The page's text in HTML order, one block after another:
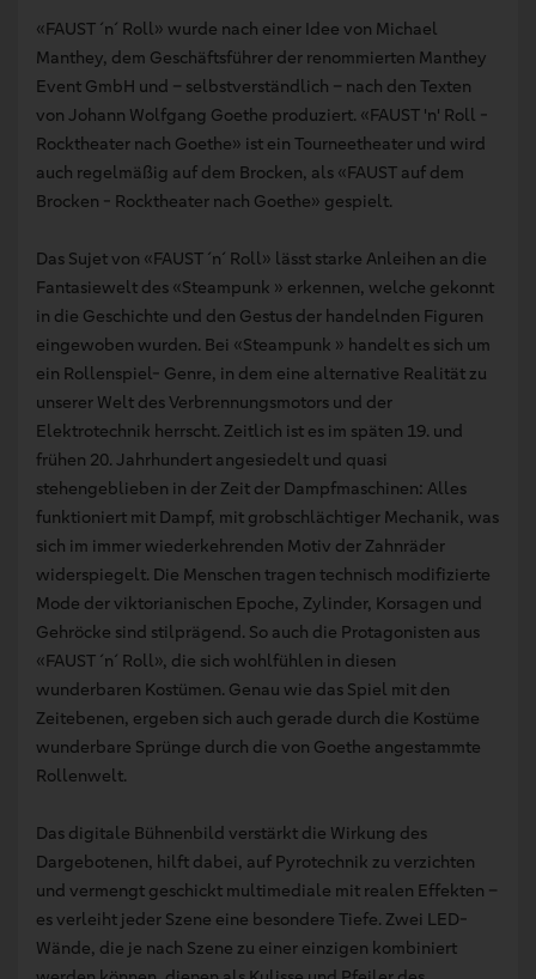
«FAUST ´n´ Roll» wurde nach einer Idee von Michael
Manthey, dem Geschäftsführer der renommierten Manthey
Event GmbH und – selbstverständlich – nach den Texten
von Johann Wolfgang Goethe produziert. «FAUST 'n' Roll -
Rocktheater nach Goethe» ist ein Tourneetheater und wird
auch regelmäßig auf dem Brocken, als «FAUST auf dem
Brocken - Rocktheater nach Goethe» gespielt.
Das Sujet von «FAUST ´n´ Roll» lässt starke Anleihen an die
Fantasiewelt des «Steampunk » erkennen, welche gekonnt
in die Geschichte und den Gestus der handelnden Figuren
eingewoben wurden. Bei «Steampunk » handelt es sich um
ein Rollenspiel- Genre, in dem eine alternative Realität zu
unserer Welt des Verbrennungsmotors und der
Elektrotechnik herrscht. Zeitlich ist es im späten 19. und
frühen 20. Jahrhundert angesiedelt und quasi
stehengeblieben in der Zeit der Dampfmaschinen: Alles
funktioniert mit Dampf, mit grobschlächtiger Mechanik, was
sich im immer wiederkehrenden Motiv der Zahnräder
widerspiegelt. Die Menschen tragen technisch modifizierte
Mode der viktorianischen Epoche, Zylinder, Korsagen und
Gehröcke sind stilprägend. So auch die Protagonisten aus
«FAUST ´n´ Roll», die sich wohlfühlen in diesen
wunderbaren Kostümen. Genau wie das Spiel mit den
Zeitebenen, ergeben sich auch gerade durch die Kostüme
wunderbare Sprünge durch die von Goethe angestammte
Rollenwelt.
Das digitale Bühnenbild verstärkt die Wirkung des
Dargebotenen, hilft dabei, auf Pyrotechnik zu verzichten
und vermengt geschickt multimediale mit realen Effekten –
es verleiht jeder Szene eine besondere Tiefe. Zwei LED-
Wände, die je nach Szene zu einer einzigen kombiniert